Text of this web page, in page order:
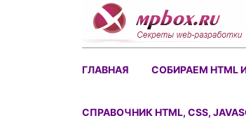
ГЛАВНАЯ СОБИРАЕМ HTML
CПРАВОЧНИК HTML, CSS,